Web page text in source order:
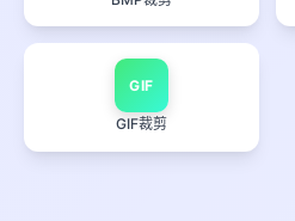
GIF
GIF裁剪